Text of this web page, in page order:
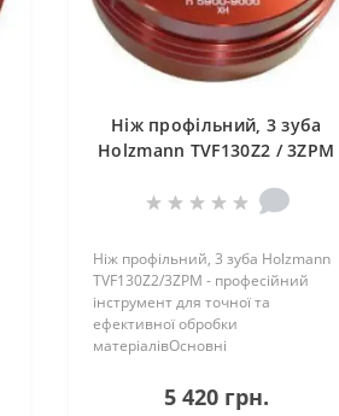
Ніж профільний, 3 зуба
Holzmann TVF130Z2 / 3ZPM
Ніж профільний, 3 зуба Holzmann
TVF130Z2/3ZPM - професійний
інструмент для точної та
ефективної обробки
матеріалівОсновні
5 420 грн.